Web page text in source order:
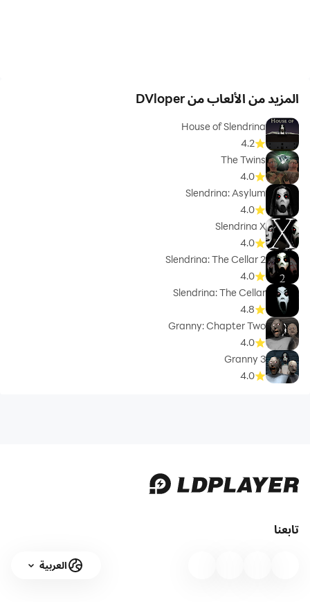
المزيد من الألعاب من DVloper
House of Slendrina
4.2
The Twins
4.0
Slendrina: Asylum
4.0
Slendrina X
4.0
Slendrina: The Cellar 2
4.0
Slendrina: The Cellar
4.8
Granny: Chapter Two
4.0
Granny 3
4.0
تابعنا
العربية